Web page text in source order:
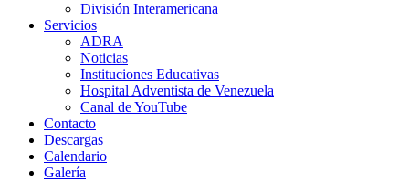
División Interamericana
Servicios
ADRA
Noticias
Instituciones Educativas
Hospital Adventista de Venezuela
Canal de YouTube
Contacto
Descargas
Calendario
Galería